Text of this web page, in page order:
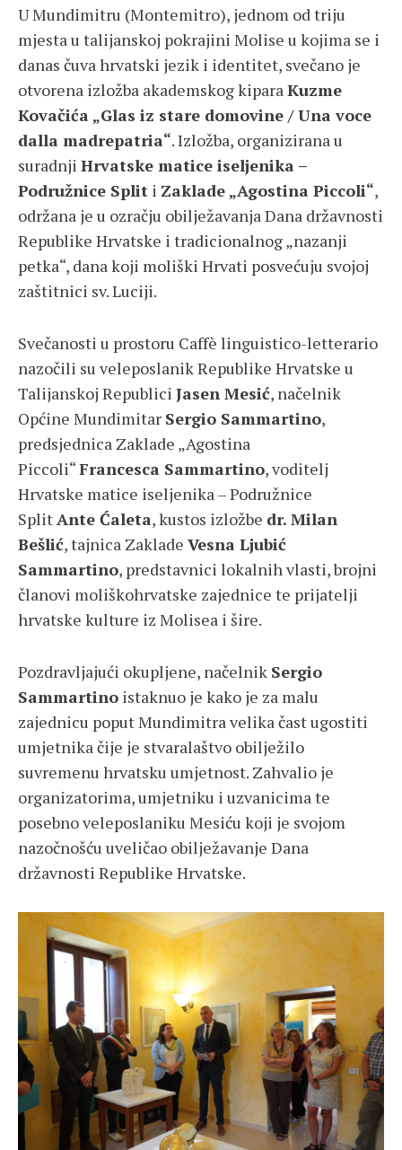
U Mundimitru (Montemitro), jednom od triju
mjesta u talijanskoj pokrajini Molise u kojima se i
danas čuva hrvatski jezik i identitet, svečano je
otvorena izložba akademskog kipara Kuzme
Kovačića „Glas iz stare domovine / Una voce
dalla madrepatria“. Izložba, organizirana u
suradnji Hrvatske matice iseljenika –
Podružnice Split i Zaklade „Agostina Piccoli“,
održana je u ozračju obilježavanja Dana državnosti
Republike Hrvatske i tradicionalnog „nazanji
petka“, dana koji moliški Hrvati posvećuju svojoj
zaštitnici sv. Luciji.
Svečanosti u prostoru Caffè linguistico-letterario
nazočili su veleposlanik Republike Hrvatske u
Talijanskoj Republici Jasen Mesić, načelnik
Općine Mundimitar Sergio Sammartino,
predsjednica Zaklade „Agostina
Piccoli“Francesca Sammartino, voditelj
Hrvatske matice iseljenika – Podružnice
Split Ante Ćaleta, kustos izložbe dr. Milan
Bešlić, tajnica Zaklade Vesna Ljubić
Sammartino, predstavnici lokalnih vlasti, brojni
članovi moliškohrvatske zajednice te prijatelji
hrvatske kulture iz Molisea i šire.
Pozdravljajući okupljene, načelnik Sergio
Sammartino istaknuo je kako je za malu
zajednicu poput Mundimitra velika čast ugostiti
umjetnika čije je stvaralaštvo obilježilo
suvremenu hrvatsku umjetnost. Zahvalio je
organizatorima, umjetniku i uzvanicima te
posebno veleposlaniku Mesiću koji je svojom
nazočnošću uveličao obilježavanje Dana
državnosti Republike Hrvatske.